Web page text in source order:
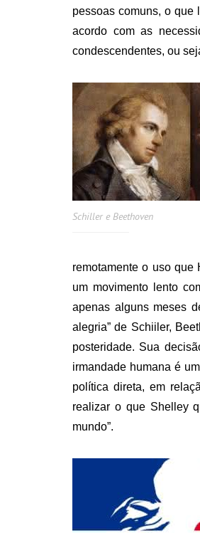
pessoas comuns, o
acordo com as
condescendentes, ou
Schiller e Beethoven
remotamente o uso que
um movimento lento
apenas alguns meses
alegria” de Schiiler,
posteridade. Sua
irmandade humana é
política direta, em
realizar o que Shelley
mundo”.